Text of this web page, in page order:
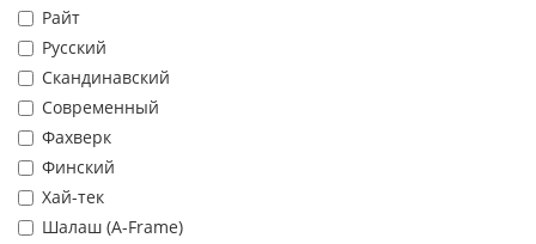
Райт
Русский
Скандинавский
Современный
Фахверк
Финский
Хай-тек
Шалаш (A-Frame)